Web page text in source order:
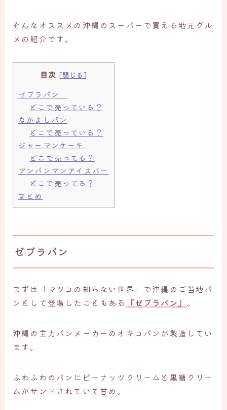
そんなオススメの沖縄のスーパーで買える地元グル
メの紹介です。
目次 [閉じる ]
ゼブラパン
どこで売っている？
なかよしパン
どこで売っている？
ジャーマンケーキ
どこで売ってる？
アンパンマンアイスバー
どこで売ってる？
まとめ
ゼブラパン
まずは「マツコの知らない世界」で沖縄のご当地パ
ンとして登場したこともある
『ゼブラパン』 。
沖縄の主力パンメーカーのオキコパンが製造してい
ます。
ふわふわのパンにピーナッツクリームと黒糖クリー
ムがサンドされていて甘め。